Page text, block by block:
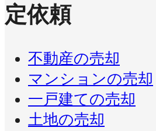
定依頼
不動産の売却
マンションの売却
一戸建ての売却
土地の売却